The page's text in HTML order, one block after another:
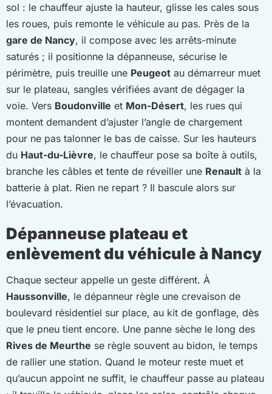
sol : le chauffeur ajuste la hauteur, glisse les cales sous
les roues, puis remonte le véhicule au pas. Près de la
gare de Nancy, il compose avec les arrêts-minute
saturés ; il positionne la dépanneuse, sécurise le
périmètre, puis treuille une Peugeot au démarreur muet
sur le plateau, sangles vérifiées avant de dégager la
voie. Vers Boudonville et Mon-Désert, les rues qui
montent demandent d’ajuster l’angle de chargement
pour ne pas talonner le bas de caisse. Sur les hauteurs
du Haut-du-Lièvre, le chauffeur pose sa boîte à outils,
branche les câbles et tente de réveiller une Renault à la
batterie à plat. Rien ne repart ? Il bascule alors sur
l’évacuation.
Dépanneuse plateau et
enlèvement du véhicule à Nancy
Chaque secteur appelle un geste différent. À
Haussonville, le dépanneur règle une crevaison de
boulevard résidentiel sur place, au kit de gonflage, dès
que le pneu tient encore. Une panne sèche le long des
Rives de Meurthe se règle souvent au bidon, le temps
de rallier une station. Quand le moteur reste muet et
qu’aucun appoint ne suffit, le chauffeur passe au plateau